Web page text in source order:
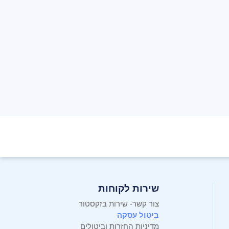
שירות לקוחות
צור קשר- שירות בזקסטור
ביטול עסקה
מדיניות החזרות וביטולים